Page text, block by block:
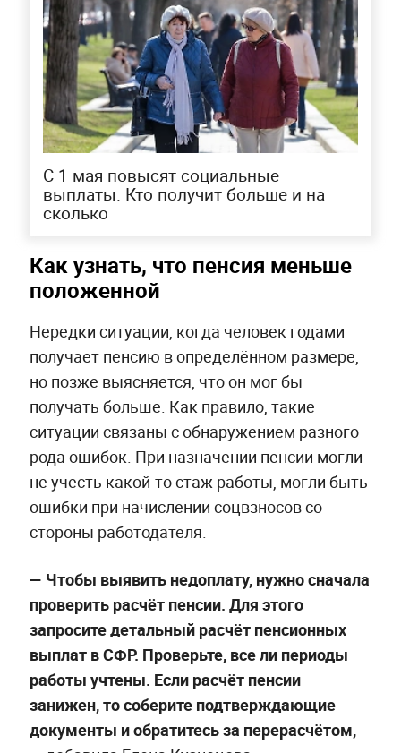
С 1 мая повысят социальные
выплаты. Кто получит больше и на
сколько
Как узнать, что пенсия меньше
положенной
Нередки ситуации, когда человек годами
получает пенсию в определённом размере,
но позже выясняется, что он мог бы
получать больше. Как правило, такие
ситуации связаны с обнаружением разного
рода ошибок. При назначении пенсии могли
не учесть какой-то стаж работы, могли быть
ошибки при начислении соцвзносов со
стороны работодателя.
— Чтобы выявить недоплату, нужно сначала
проверить расчёт пенсии. Для этого
запросите детальный расчёт пенсионных
выплат в СФР. Проверьте, все ли периоды
работы учтены. Если расчёт пенсии
занижен, то соберите подтверждающие
документы и обратитесь за перерасчётом,